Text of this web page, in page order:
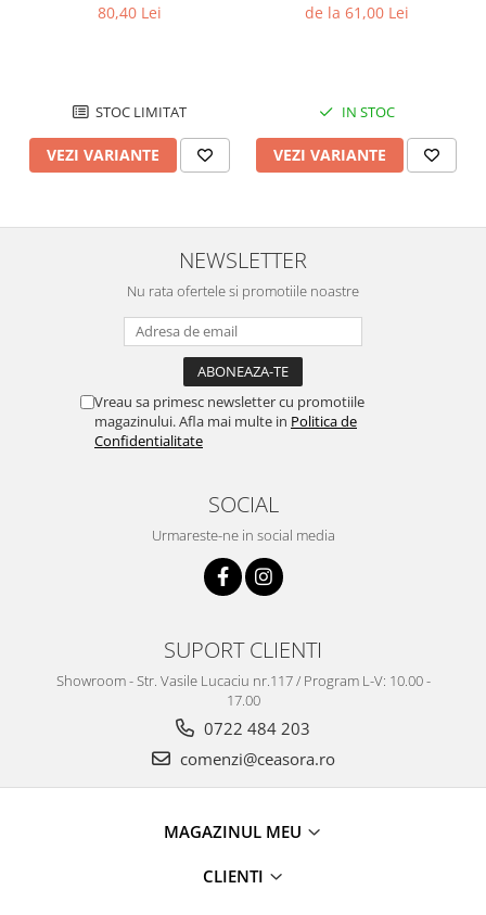
80,40 Lei
STOC LIMITAT
VEZI VARIANTE
de la 61,00 Lei
IN STOC
VEZI VARIANTE
NEWSLETTER
Nu rata ofertele si promotiile noastre
Vreau sa primesc newsletter cu promotiile
magazinului. Afla mai multe in Politica de
Confidentialitate
SOCIAL
Urmareste-ne in social media
SUPORT CLIENTI
Showroom - Str. Vasile Lucaciu nr.117 / Program L-V: 10.00 -
17.00
0722 484 203
comenzi@ceasora.ro
MAGAZINUL MEU
CLIENTI